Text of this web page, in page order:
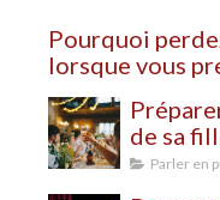
Pourquoi
lorsque vous
de sa
plusParler en